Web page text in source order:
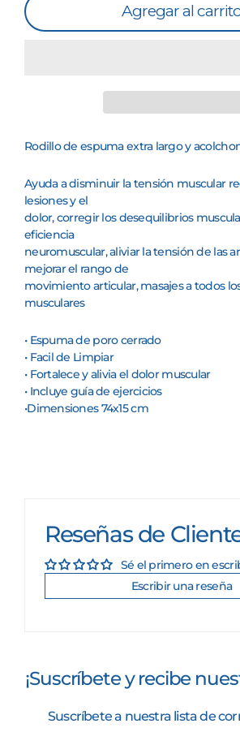
Agregar al
Rodillo de espuma extra largo y
Ayuda a disminuir la tensión muscular
lesiones y el
dolor, corregir los desequilibrios
eficiencia
neuromuscular, aliviar la tensión de las
mejorar el rango de
movimiento articular, masajes a todos
musculares
• Espuma de poro cerrado
• Facil de Limpiar
• Fortalece y alivia el dolor muscular
• Incluye guía de ejercicios
•Dimensiones 74x15 cm
Reseñas de
Sé el primero en
Escribir una reseña
¡Suscríbete y recibe